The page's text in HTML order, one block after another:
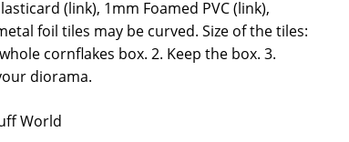
(link), 1mm Foamed PVC (link),
foil tiles may be curved. Size of the tiles:
cornflakes box. 2. Keep the box. 3.
diorama.
World